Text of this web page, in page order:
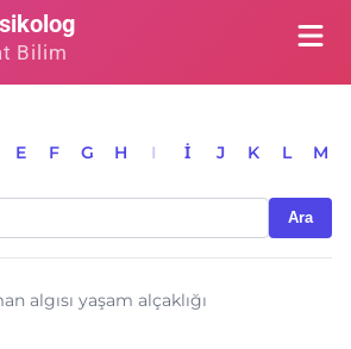
Bilim
E F G H I İ J K L M
Ara
algısı yaşam alçaklığı